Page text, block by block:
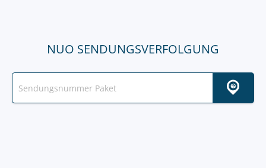
NUO SENDUNGSVERFOLGUNG